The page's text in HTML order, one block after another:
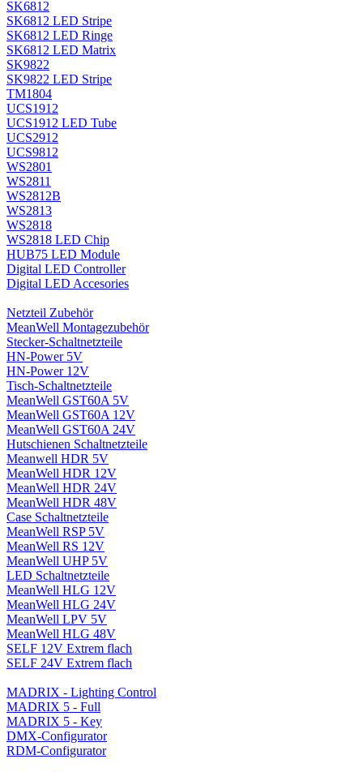
SK6812
SK6812 LED Stripe
SK6812 LED Ringe
SK6812 LED Matrix
SK9822
SK9822 LED Stripe
TM1804
UCS1912
UCS1912 LED Tube
UCS2912
UCS9812
WS2801
WS2811
WS2812B
WS2813
WS2818
WS2818 LED Chip
HUB75 LED Module
Digital LED Controller
Digital LED Accesories
Netzteil Zubehör
MeanWell Montagezubehör
Stecker-Schaltnetzteile
HN-Power 5V
HN-Power 12V
Tisch-Schaltnetzteile
MeanWell GST60A 5V
MeanWell GST60A 12V
MeanWell GST60A 24V
Hutschienen Schaltnetzteile
Meanwell HDR 5V
MeanWell HDR 12V
MeanWell HDR 24V
MeanWell HDR 48V
Case Schaltnetzteile
MeanWell RSP 5V
MeanWell RS 12V
MeanWell UHP 5V
LED Schaltnetzteile
MeanWell HLG 12V
MeanWell HLG 24V
MeanWell LPV 5V
MeanWell HLG 48V
SELF 12V Extrem flach
SELF 24V Extrem flach
MADRIX - Lighting Control
MADRIX 5 - Full
MADRIX 5 - Key
DMX-Configurator
RDM-Configurator